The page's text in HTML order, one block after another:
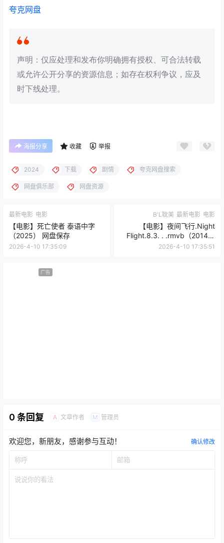
夸克网盘
声明：仅应处理和发布你明确拥有授权、可合法转载
或允许公开分享的资源信息；如存在权利争议，应及
时下线处理。
海报分享 收藏 举报
2024‎ 下载 剧情 夸克网盘搜索
网盘俱乐部 网盘资源
最新电影 电影
【电影】死亡使者 泰语中字
（2025） 网盘保存
2026-4-10 17:35:09
B'L耽美 最新电影 电影
【电影】夜间飞行.Night
Flight.8.3. . .rmvb（2014）
网盘保存
2026-4-10 17:35:51
广告
0 条回复 A 文章作者 M 管理员
欢迎您，新朋友，感谢参与互动！ 确认修改